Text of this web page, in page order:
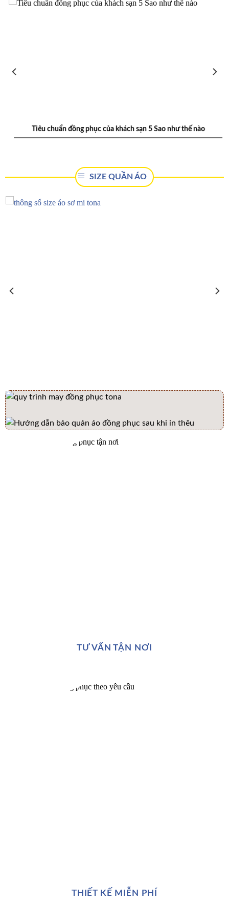
Tiêu chuẩn đồng phục của khách sạn 5 Sao như thế nào
SIZE QUẦN ÁO
TƯ VẤN TẬN NƠI
THIẾT KẾ MIỄN PHÍ